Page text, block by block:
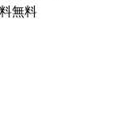
無料